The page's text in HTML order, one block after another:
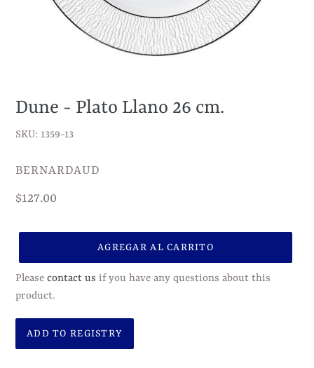
Dune - Plato Llano 26 cm.
SKU: 1359-13
VENDEDOR
BERNARDAUD
Precio
$127.00
AGREGAR AL CARRITO
Please contact us if you have any questions about this
product.